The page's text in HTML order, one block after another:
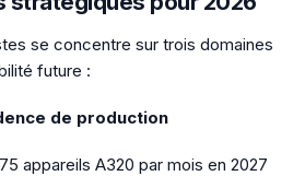
se concentre sur trois domaines
future :
de production
appareils A320 par mois en 2027